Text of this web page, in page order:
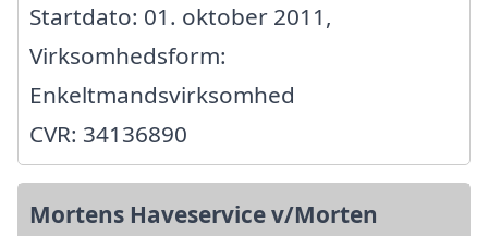
Startdato: 01. oktober 2011,
Virksomhedsform:
Enkeltmandsvirksomhed
CVR: 34136890
Mortens Haveservice v/Morten